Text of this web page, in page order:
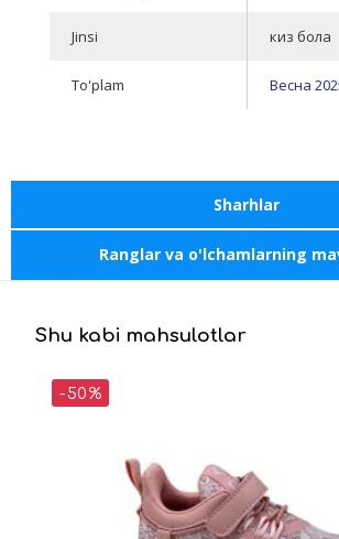
Jinsi киз бола
To'plam Весна
Sharhlar
Ranglar va o'lchamlarning
Shu kabi mahsulotlar
-50%